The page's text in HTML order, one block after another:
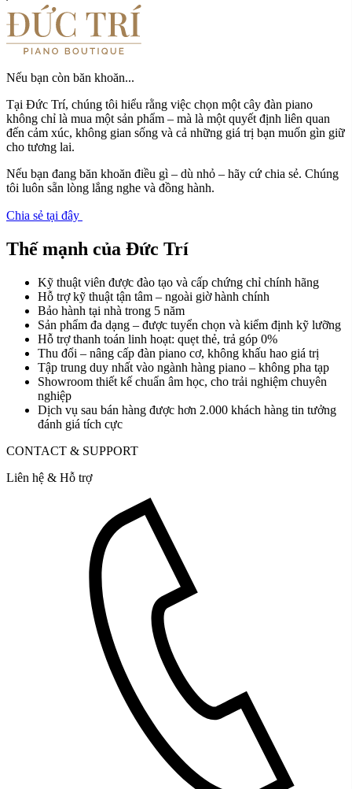
Nếu bạn còn băn khoăn...
Tại Đức Trí, chúng tôi hiểu rằng việc chọn một cây đàn piano
không chỉ là mua một sản phẩm – mà là một quyết định liên quan
đến cảm xúc, không gian sống và cả những giá trị bạn muốn gìn giữ
cho tương lai.
Nếu bạn đang băn khoăn điều gì – dù nhỏ – hãy cứ chia sẻ. Chúng
tôi luôn sẵn lòng lắng nghe và đồng hành.
Chia sẻ tại đây
Thế mạnh của Đức Trí
Kỹ thuật viên được đào tạo và cấp chứng chỉ chính hãng
Hỗ trợ kỹ thuật tận tâm – ngoài giờ hành chính
Bảo hành tại nhà trong 5 năm
Sản phẩm đa dạng – được tuyển chọn và kiểm định kỹ lưỡng
Hỗ trợ thanh toán linh hoạt: quẹt thẻ, trả góp 0%
Thu đổi – nâng cấp đàn piano cơ, không khấu hao giá trị
Tập trung duy nhất vào ngành hàng piano – không pha tạp
Showroom thiết kế chuẩn âm học, cho trải nghiệm chuyên
nghiệp
Dịch vụ sau bán hàng được hơn 2.000 khách hàng tin tưởng
đánh giá tích cực
CONTACT & SUPPORT
Liên hệ & Hỗ trợ